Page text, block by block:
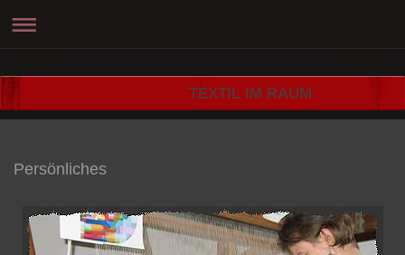
TEXTIL IM RAUM
Persönliches